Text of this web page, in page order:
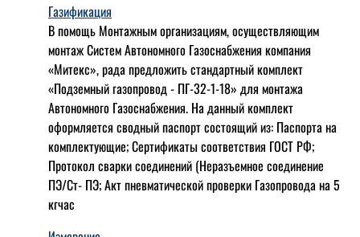
Газификация
В помощь Монтажным организациям, осуществляющим
монтаж Систем Автономного Газоснабжения компания
«Митекс», рада предложить стандартный комплект
«Подземный газопровод - ПГ-32-1-18» для монтажа
Автономного Газоснабжения. На данный комплект
оформляется сводный паспорт состоящий из: Паспорта на
комплектующие;Сертификаты соответствия ГОСТ РФ;
Протокол сварки соединений (Неразъемное соединение
ПЭ/Ст- ПЭ;Акт пневматической проверки Газопровода на 5
кгчас